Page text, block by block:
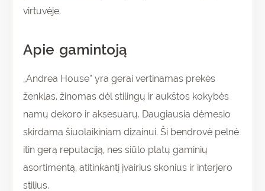
virtuvėje.
Apie gamintoją
„Andrea House” yra gerai vertinamas prekės
ženklas, žinomas dėl stilingų ir aukštos kokybės
namų dekoro ir aksesuarų. Daugiausia dėmesio
skirdama šiuolaikiniam dizainui. Ši bendrovė pelnė
itin gerą reputaciją, nes siūlo platų gaminių
asortimentą, atitinkantį įvairius skonius ir interjero
stilius.